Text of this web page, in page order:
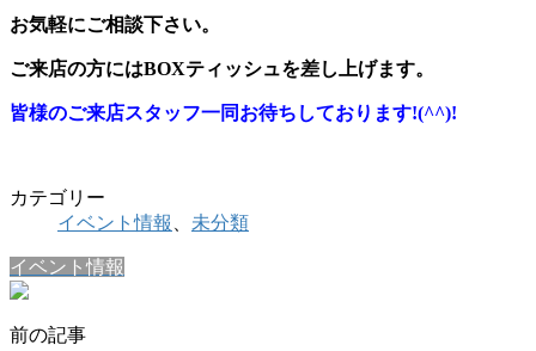
お気軽にご相談下さい。
ご来店の方にはBOXティッシュを差し上げます。
皆様のご来店スタッフ一同お待ちしております!(^^)!
カテゴリー
イベント情報
未分類
イベント情報
前の記事